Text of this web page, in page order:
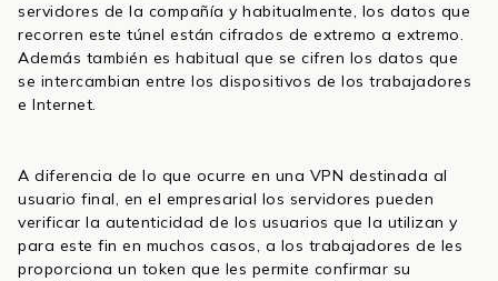
servidores de la compañía y habitualmente, los datos que
recorren este túnel están cifrados de extremo a extremo.
Además también es habitual que se cifren los datos que
se intercambian entre los dispositivos de los trabajadores
e Internet.
A diferencia de lo que ocurre en una VPN destinada al
usuario final, en el empresarial los servidores pueden
verificar la autenticidad de los usuarios que la utilizan y
para este fin en muchos casos, a los trabajadores de les
proporciona un token que les permite confirmar su